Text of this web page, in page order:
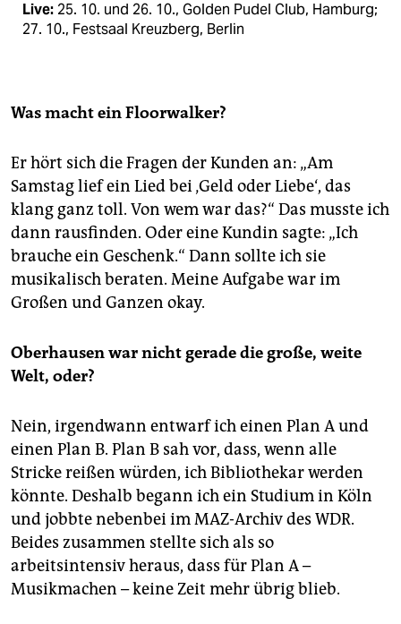
Live: 25. 10. und 26. 10., Golden Pudel Club, Hamburg;
27. 10., Festsaal Kreuzberg, Berlin
Was macht ein Floorwalker?
Er hört sich die Fragen der Kunden an: „Am
Samstag lief ein Lied bei ‚Geld oder Liebe‘, das
klang ganz toll. Von wem war das?“ Das musste ich
dann rausfinden. Oder eine Kundin sagte: „Ich
brauche ein Geschenk.“ Dann sollte ich sie
musikalisch beraten. Meine Aufgabe war im
Großen und Ganzen okay.
Oberhausen war nicht gerade die große, weite
Welt, oder?
Nein, irgendwann entwarf ich einen Plan A und
einen Plan B. Plan B sah vor, dass, wenn alle
Stricke reißen würden, ich Bibliothekar werden
könnte. Deshalb begann ich ein Studium in Köln
und jobbte nebenbei im MAZ-Archiv des WDR.
Beides zusammen stellte sich als so
arbeitsintensiv heraus, dass für Plan A –
Musikmachen – keine Zeit mehr übrig blieb.